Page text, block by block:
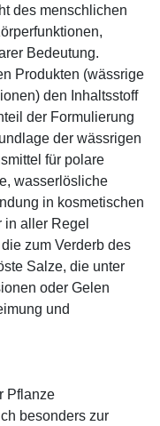
des menschlichen
Bedeutung.
Produkten (wässrige
den Inhaltsstoff
der Formulierung
der wässrigen
für polare
wasserlösliche
in kosmetischen
in aller Regel
zum Verderb des
Salze, die unter
oder Gelen
und
Pflanze
besonders zur